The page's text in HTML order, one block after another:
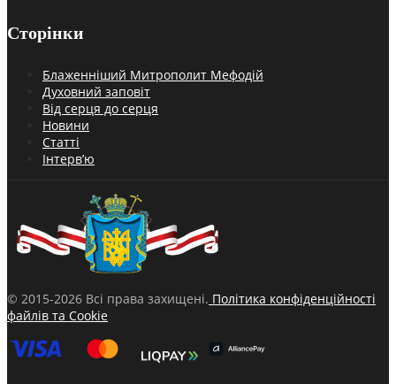
Сторінки
Блаженніший Митрополит Мефодій
Духовний заповіт
Від серця до серця
Новини
Статті
Інтерв’ю
© 2015-2026 Всі права захищені. Політика конфіденційності
файлів та Cookie